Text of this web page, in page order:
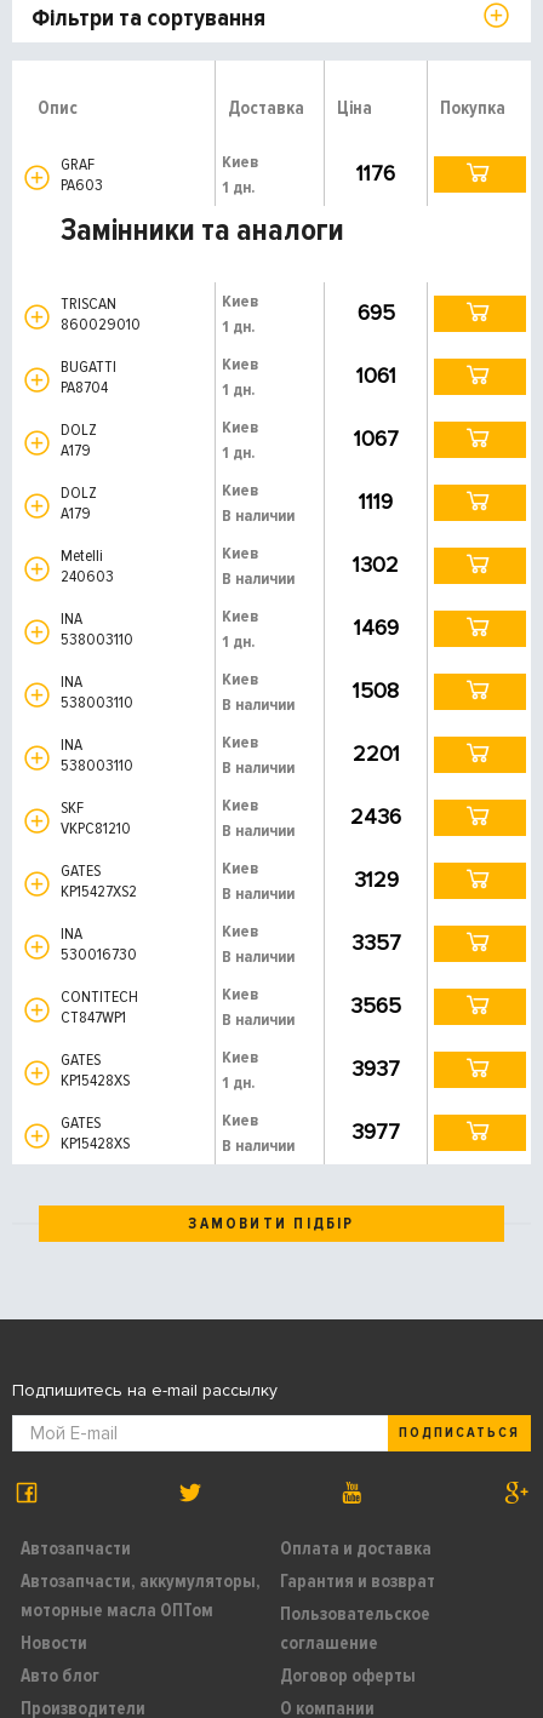
Фільтри та сортування
Опис Доставка Ціна Покупка
GRAF
PA603
Киев
1 дн.
1176
Замінники та аналоги
TRISCAN
860029010
Киев
1 дн.
695
BUGATTI
PA8704
Киев
1 дн.
1061
DOLZ
A179
Киев
1 дн.
1067
DOLZ
A179
Киев
В наличии
1119
Metelli
240603
Киев
В наличии
1302
INA
538003110
Киев
1 дн.
1469
INA
538003110
Киев
В наличии
1508
INA
538003110
Киев
В наличии
2201
SKF
VKPC81210
Киев
В наличии
2436
GATES
KP15427XS2
Киев
В наличии
3129
INA
530016730
Киев
В наличии
3357
CONTITECH
CT847WP1
Киев
В наличии
3565
GATES
KP15428XS
Киев
1 дн.
3937
GATES
KP15428XS
Киев
В наличии
3977
ЗАМОВИТИ ПІДБІР
Автозапчасти
Автозапчасти, аккумуляторы,
моторные масла ОПТом
Новости
Авто блог
Производители
Оплата и доставка
Гарантия и возврат
Пользовательское
соглашение
Договор оферты
О компании
Подпишитесь на e-mail рассылку
ПОДПИСАТЬСЯ